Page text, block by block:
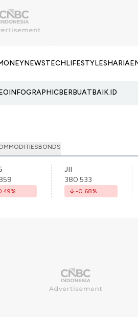
NEWSTECHLIFESTYLESHARIA
INFOGRAPHICBERBUATBAIK.ID
BONDS
%
JII
380.533
-0.68%